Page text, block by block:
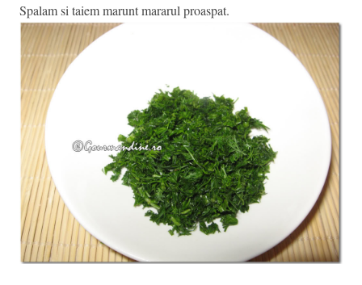
Spalam si taiem marunt mararul proaspat.